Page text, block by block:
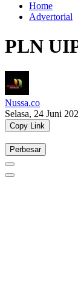
Home
Advertorial
PLN
Nussa.co
Selasa, 24 Juni
Copy Link
Perbesar